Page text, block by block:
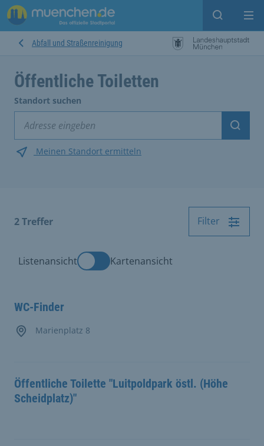
Suche
Abfall und Straßenreinigung
Öffentliche Toiletten
Standort suchen
Meinen Standort ermitteln
2Treffer Filter
Listenansicht Kartenansicht
WC-Finder
Marienplatz 8
Öffentliche Toilette "Luitpoldpark östl. (Höhe
Scheidplatz)"